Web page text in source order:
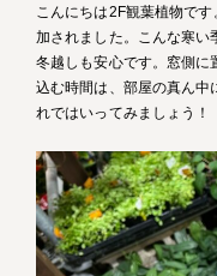
こんにちは2F観葉植物で
加されました。こんな寒い
冬越しも安心です。窓側に
込む時間は、部屋の真ん中
れではいってみましょう！